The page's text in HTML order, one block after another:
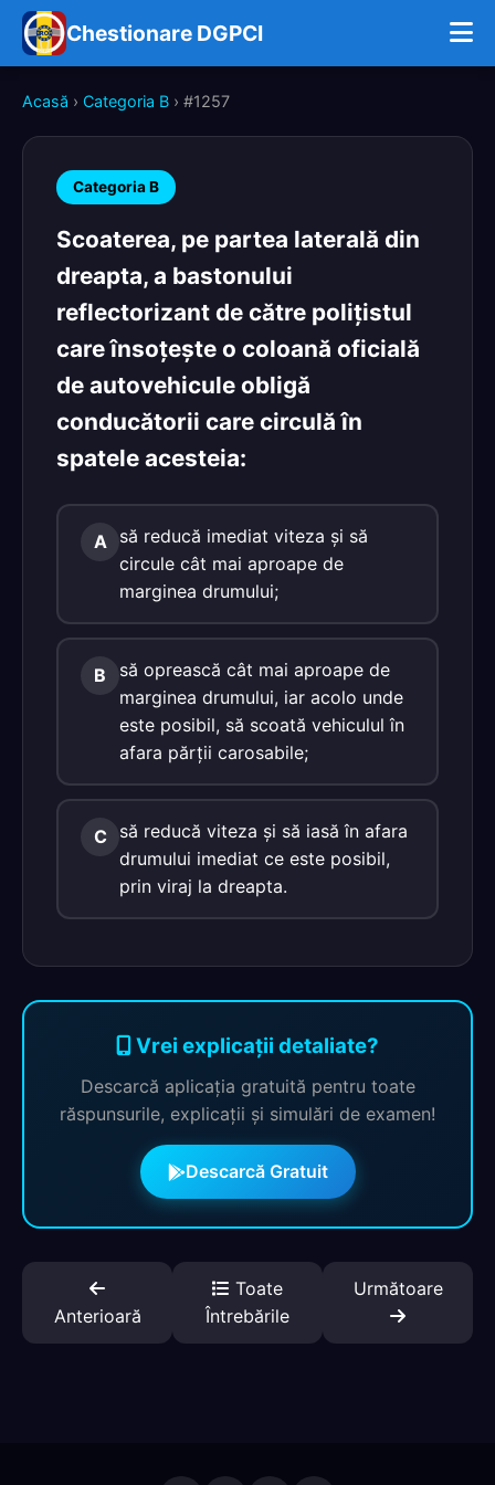
Chestionare DGPCI
Acasă › Categoria B › #1257
Categoria B
Scoaterea, pe partea laterală din
dreapta, a bastonului
reflectorizant de către poliţistul
care însoţeşte o coloană oficială
de autovehicule obligă
conducătorii care circulă în
spatele acesteia:
A
să reducă imediat viteza şi să
circule cât mai aproape de
marginea drumului;
B
să oprească cât mai aproape de
marginea drumului, iar acolo unde
este posibil, să scoată vehiculul în
afara părţii carosabile;
C
să reducă viteza şi să iasă în afara
drumului imediat ce este posibil,
prin viraj la dreapta.
Vrei explicații detaliate?
Descarcă aplicația gratuită pentru toate
răspunsurile, explicații și simulări de examen!
Descarcă Gratuit
Anterioară
Toate
Întrebările
Următoare